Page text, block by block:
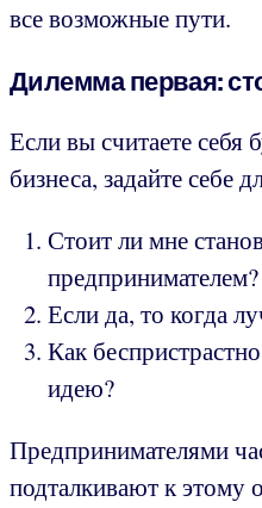
все возможные пути.
Дилемма первая:
Если вы считаете
бизнеса, задайте себе
Стоит ли мне
предпринимателем?
Если да, то когда
Как
идею?
Предпринимателями
подталкивают к этому